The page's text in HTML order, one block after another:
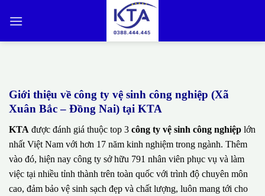
qua
Giới thiệu về công ty vệ sinh công nghiệp (Xã
Xuân Bắc – Đồng Nai) tại KTA
KTA được đánh giá thuộc top 3 công ty vệ sinh công nghiệp lớn
nhất Việt Nam với hơn 17 năm kinh nghiệm trong ngành. Thêm
vào đó, hiện nay công ty sở hữu 791 nhân viên phục vụ và làm
việc tại nhiều tỉnh thành trên toàn quốc với trình độ chuyên môn
cao, đảm bảo vệ sinh sạch đẹp và chất lượng, luôn mang tới cho